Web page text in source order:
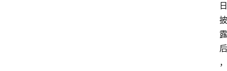
日
披
露
后
，